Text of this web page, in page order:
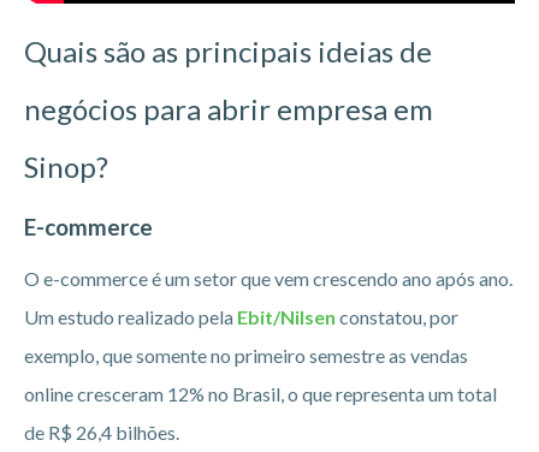
Quais são as principais ideias de
negócios para abrir empresa em
Sinop?
E-commerce
O e-commerce é um setor que vem crescendo ano após ano.
Um estudo realizado pela Ebit/Nilsen constatou, por
exemplo, que somente no primeiro semestre as vendas
online cresceram 12% no Brasil, o que representa um total
de R$ 26,4 bilhões.